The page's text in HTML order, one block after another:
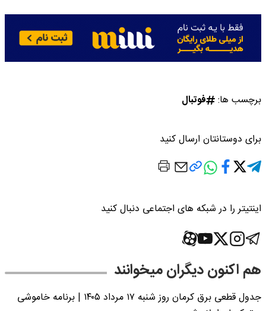
برچسب ها: فوتبال
برای دوستانتان ارسال کنید
اینتیتر را در شبکه های اجتماعی دنبال کنید
هم اکنون دیگران میخوانند
جدول قطعی برق کرمان روز شنبه ۱۷ مرداد ۱۴۰۵ | برنامه خاموشی